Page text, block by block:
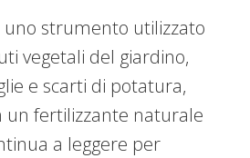
strumento utilizzato
vegetali del giardino,
e scarti di potatura,
fertilizzante naturale
a leggere per